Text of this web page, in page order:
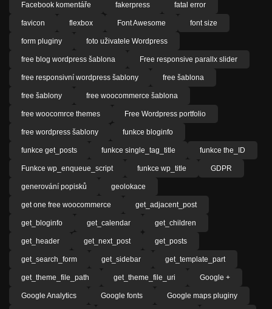
Facebook komentáře fakerpress fatal error
favicon flexbox Font Awesome font size
form pluginy foto uživatele Wordpress
free blog wordpress šablona Free responsive parallx slider
free responsivní wordpress šablony free šablona
free šablony free woocommerce šablona
free woocomrce themes Free Wordpress portfolio
free wordpress šablony funkce bloginfo
funkce get_posts funkce single_tag_title funkce the_ID
Funkce wp_enqueue_script funkce wp_title GDPR
generování popisků geolokace
get one free woocommerce get_adjacent_post
get_bloginfo get_calendar get_children
get_header get_next_post get_posts
get_search_form get_sidebar get_template_part
get_theme_file_path get_theme_file_uri Google +
Google Analytics Google fonts Google maps pluginy